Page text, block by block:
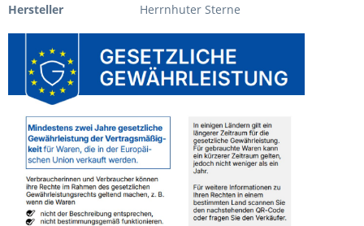
Hersteller
Herrnhuter Sterne